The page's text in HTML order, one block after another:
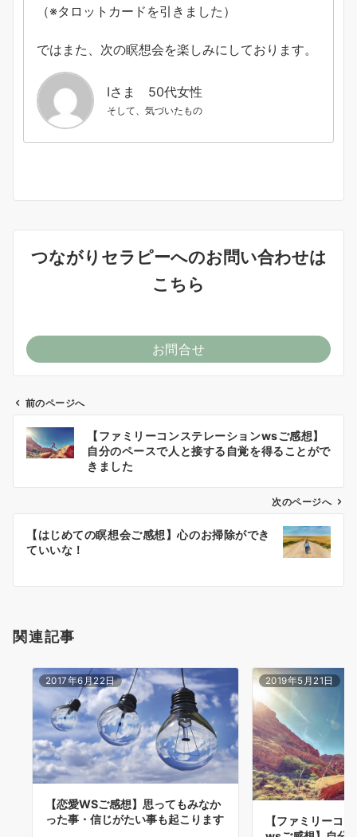
（※タロットカードを引きました）
ではまた、次の瞑想会を楽しみにしております。
Iさま 50代女性
そして、気づいたもの
つながりセラピーへのお問い合わせは
こちら
お問合せ
ビ
ン
前のページへ
【ファミリーコンステレーションwsご感想】
自分のペースで人と接する自覚を得ることがで
きました
次のページへ
【はじめての瞑想会ご感想】心のお掃除ができ
ていいな！
関連記事
2017年6月22日
【恋愛WSご感想】思ってもみなか
った事・信じがたい事も起こります
2019年5月21日
【ファミリーコ